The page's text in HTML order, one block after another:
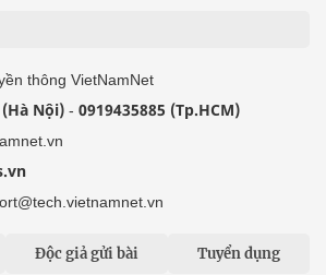
thông VietNamNet
Nội) - 0919435885 (Tp.HCM)
Độc giả gửi bài Tuyển dụng